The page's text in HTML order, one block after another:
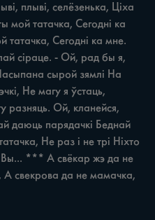
плыві, селёзенька, Ціха
мой татачка, Сегодні ка
татачка, Сегодні ка мне.
сіраце. - Ой, рад бы я,
сырой зямлі На
Не магу я ўстаць,
разняць. Ой, кланейся,
даюць парядачкі Беднай
Не раз i не трі Ніхто
Вы... *** А свёкар жэ да не
А свекрова да не мамачка,